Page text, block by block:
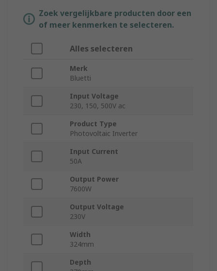
Zoek vergelijkbare producten door een
of meer kenmerken te selecteren.
Alles selecteren
Merk
Bluetti
Input Voltage
230, 150, 500V ac
Product Type
Photovoltaic Inverter
Input Current
50A
Output Power
7600W
Output Voltage
230V
Width
324mm
Depth